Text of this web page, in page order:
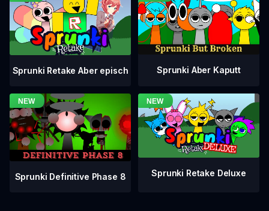
Sprunki Retake Aber episch Sprunki Aber Kaputt
Sprunki Definitive Phase 8 Sprunki Retake Deluxe